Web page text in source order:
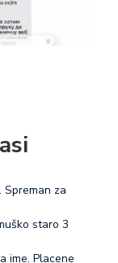
Spreman za
staro 3
ime. Placene